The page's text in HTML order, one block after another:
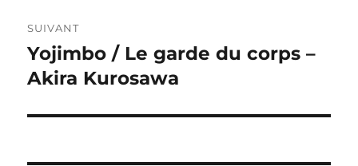
SUIVANT
Publication
suivante :
Yojimbo / Le garde du corps –
Akira Kurosawa